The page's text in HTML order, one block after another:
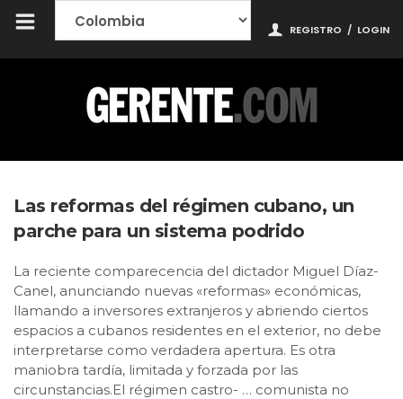
REGISTRO / LOGIN
Las reformas del régimen cubano, un
parche para un sistema podrido
La reciente comparecencia del dictador Miguel Díaz-
Canel, anunciando nuevas «reformas» económicas,
llamando a inversores extranjeros y abriendo ciertos
espacios a cubanos residentes en el exterior, no debe
interpretarse como verdadera apertura. Es otra
maniobra tardía, limitada y forzada por las
circunstancias.El régimen castro- … comunista no